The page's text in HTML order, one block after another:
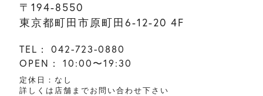
〒194-8550
東京都町田市原町田6-12-20 4F
TEL：
042-723-0880
OPEN：
10:00〜19:30
定休日：なし
詳しくは店舗までお問い合わせ下さい